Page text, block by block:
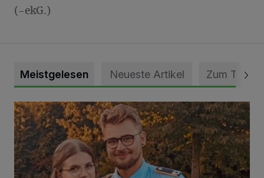
(-ekG.)
Meistgelesen Neueste Artikel Zum Thema
Mit Herzblut die Gemeinschaft leben